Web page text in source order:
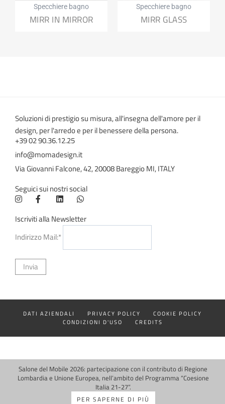
Specchiere bagno
MIRR IN MIRROR
Specchiere bagno
MIRR GLASS
Soluzioni di prestigio su misura, all'insegna dell'amore per il
design, per l'arredo e per il benessere della persona.
+39 02 90.36.12.25
info@momadesign.it
Via Giovanni Falcone, 42, 20008 Bareggio MI, ITALY
Seguici sui nostri social
Iscriviti alla Newsletter
Indirizzo Mail:*
DATI AZIENDALI PRIVACY POLICY
COOKIE POLICY
CONDIZIONI D'USO
CREDITS
Salone del Mobile 2026: partecipazione con il contributo di Regione
Lombardia e Unione Europea, nell’ambito del Programma “Coesione
Italia 21-27”.
PER SAPERNE DI PIÙ